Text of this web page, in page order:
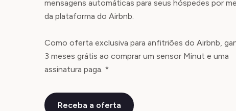
mensagens automáticas para seus hóspedes por
da plataforma do Airbnb.
Como oferta exclusiva para anfitriões do Airbnb,
3 meses grátis ao comprar um sensor Minut e uma
assinatura paga. *
Receba a oferta